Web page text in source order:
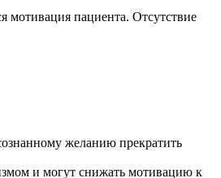
мотивация пациента. Отсутствие
желанию прекратить
и могут снижать мотивацию к